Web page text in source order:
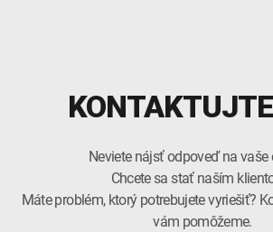
Neviete nájsť odpoveď na vaše
Chcete sa stať naším
Máte problém, ktorý potrebujete vyriešiť?
vám pomôžeme.